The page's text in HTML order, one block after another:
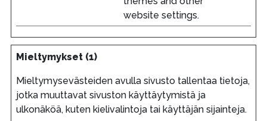
website settings.
Mieltymykset (1)
Mieltymysevästeiden avulla sivusto tallentaa tietoja,
jotka muuttavat sivuston käyttäytymistä ja
ulkonäköä, kuten kielivalintoja tai käyttäjän sijainteja.